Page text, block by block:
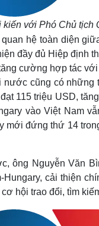
với Phó Chủ tịch
hệ toàn diện
đầy đủ Hiệp định
cường hợp tác
cũng có những
115 triệu USD,
vào Việt Nam
mới đứng thứ 14
ông Nguyễn Văn
cải thiện
hội trao đổi, tìm